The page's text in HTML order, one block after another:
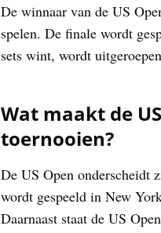
De winnaar van de US
spelen. De finale wordt
sets wint, wordt
Wat maakt de
toernooien?
De US Open onderscheidt
wordt gespeeld in New
Daarnaast staat de US